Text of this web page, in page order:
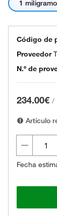
1 miligramo
Código de
Proveedor
N.º de
234.00€ /
Artículo
Fecha